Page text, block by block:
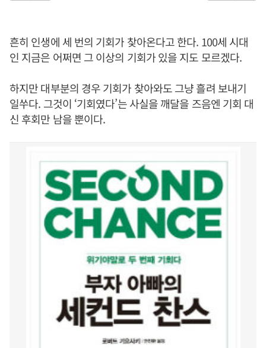
흔히 인생에 세 번의 기회가 찾아온다고 한다. 100세 시대
인 지금은 어쩌면 그 이상의 기회가 있을 지도 모르겠다.
하지만 대부분의 경우 기회가 찾아와도 그냥 흘려 보내기
일쑤다. 그것이 ‘기회였다’는 사실을 깨달을 즈음엔 기회 대
신 후회만 남을 뿐이다.